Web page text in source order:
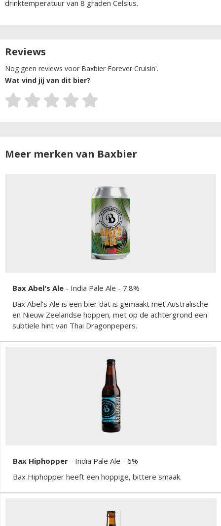
drinktemperatuur van 8 graden Celsius.
Reviews
Nog geen reviews voor Baxbier Forever Cruisin'.
Wat vind jij van dit bier?
Meer merken van Baxbier
Bax Abel's Ale - India Pale Ale - 7.8%
Bax Abel's Ale is een bier dat is gemaakt met Australische
en Nieuw Zeelandse hoppen, met op de achtergrond een
subtiele hint van Thai Dragonpepers.
Bax Hiphopper - India Pale Ale - 6%
Bax Hiphopper heeft een hoppige, bittere smaak.